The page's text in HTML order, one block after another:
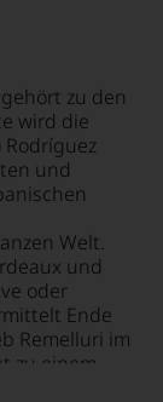
zu den
wird die
Rodríguez
und
Welt.
und
oder
Ende
Remelluri im
zu einem
er ist, reicht